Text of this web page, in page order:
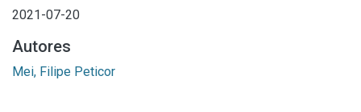
2021-07-20
Autores
Mei, Filipe Peticor